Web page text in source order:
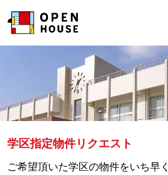
学区指定物件リクエスト
ご希望頂いた学区の物件をいち早